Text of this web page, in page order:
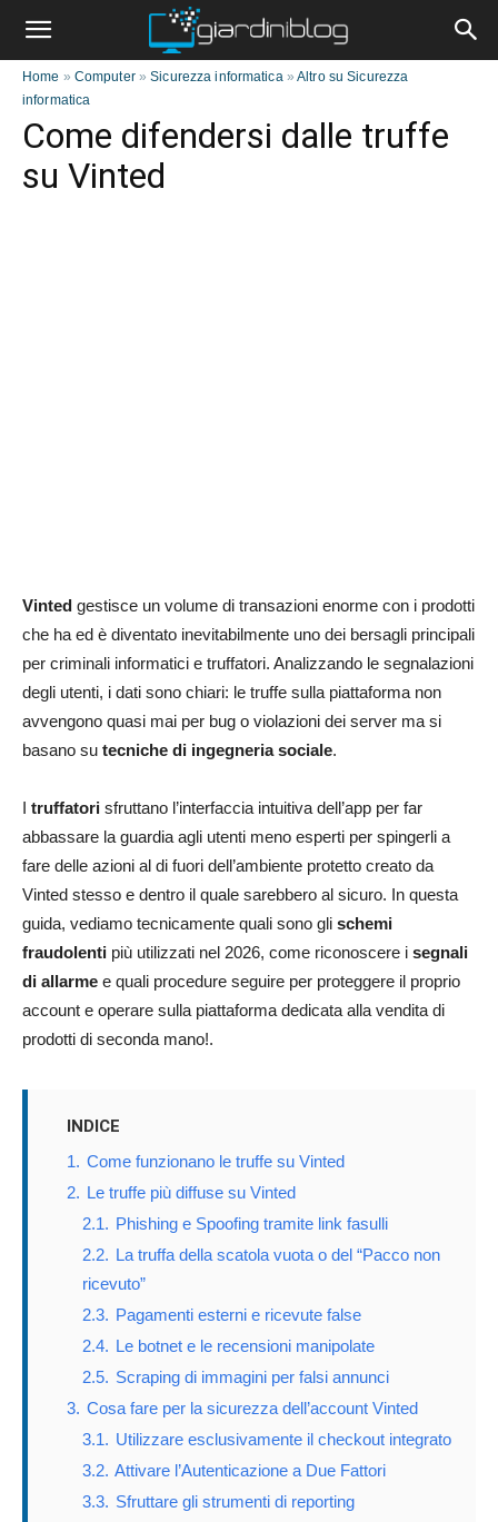
Home » Computer»Sicurezza informatica»Altro su Sicurezza
informatica
Come difendersi dalle truffe
su Vinted
Vinted gestisce un volume di transazioni enorme con i prodotti
che ha ed è diventato inevitabilmente uno dei bersagli principali
per criminali informatici e truffatori. Analizzando le segnalazioni
degli utenti, i dati sono chiari: le truffe sulla piattaforma non
avvengono quasi mai per bug o violazioni dei server ma si
basano su tecniche di ingegneria sociale.
I truffatori sfruttano l’interfaccia intuitiva dell’app per far
abbassare la guardia agli utenti meno esperti per spingerli a
fare delle azioni al di fuori dell’ambiente protetto creato da
Vinted stesso e dentro il quale sarebbero al sicuro. In questa
guida, vediamo tecnicamente quali sono gli schemi
fraudolenti più utilizzati nel 2026, come riconoscere i segnali
di allarme e quali procedure seguire per proteggere il proprio
account e operare sulla piattaforma dedicata alla vendita di
prodotti di seconda mano!.
INDICE
1. Come funzionano le truffe su Vinted
2. Le truffe più diffuse su Vinted
2.1. Phishing e Spoofing tramite link fasulli
2.2. La truffa della scatola vuota o del “Pacco non
ricevuto”
2.3. Pagamenti esterni e ricevute false
2.4. Le botnet e le recensioni manipolate
2.5. Scraping di immagini per falsi annunci
3. Cosa fare per la sicurezza dell’account Vinted
3.1. Utilizzare esclusivamente il checkout integrato
3.2. Attivare l’Autenticazione a Due Fattori
3.3. Sfruttare gli strumenti di reporting